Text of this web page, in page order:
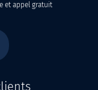
et appel gratuit